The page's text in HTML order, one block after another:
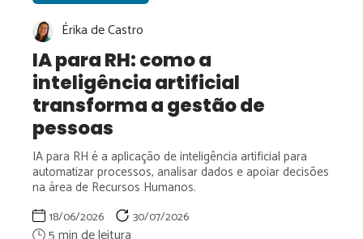
Érika de Castro
IA para RH: como a
inteligência artificial
transforma a gestão de
pessoas
IA para RH é a aplicação de inteligência artificial para
automatizar processos, analisar dados e apoiar decisões
na área de Recursos Humanos.
18/06/2026 30/07/2026